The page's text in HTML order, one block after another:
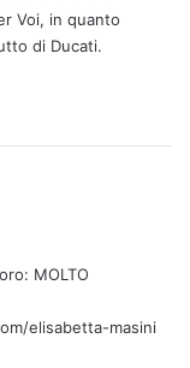
Voi, in quanto
di Ducati.
MOLTO
elisabetta-masini